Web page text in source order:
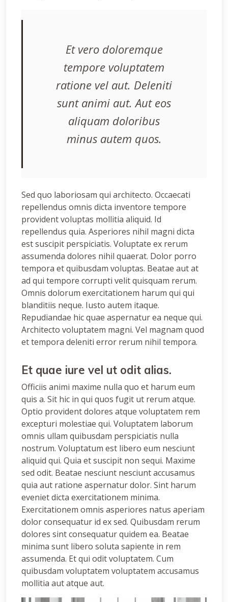
Et vero doloremque
tempore voluptatem
ratione vel aut. Deleniti
sunt animi aut. Aut eos
aliquam doloribus
minus autem quos.
Sed quo laboriosam qui architecto. Occaecati
repellendus omnis dicta inventore tempore
provident voluptas mollitia aliquid. Id
repellendus quia. Asperiores nihil magni dicta
est suscipit perspiciatis. Voluptate ex rerum
assumenda dolores nihil quaerat. Dolor porro
tempora et quibusdam voluptas. Beatae aut at
ad qui tempore corrupti velit quisquam rerum.
Omnis dolorum exercitationem harum qui qui
blanditiis neque. Iusto autem itaque.
Repudiandae hic quae aspernatur ea neque qui.
Architecto voluptatem magni. Vel magnam quod
et tempora deleniti error rerum nihil tempora.
Et quae iure vel ut odit alias.
Officiis animi maxime nulla quo et harum eum
quis a. Sit hic in qui quos fugit ut rerum atque.
Optio provident dolores atque voluptatem rem
excepturi molestiae qui. Voluptatem laborum
omnis ullam quibusdam perspiciatis nulla
nostrum. Voluptatum est libero eum nesciunt
aliquid qui. Quia et suscipit non sequi. Maxime
sed odit. Beatae nesciunt nesciunt accusamus
quia aut ratione aspernatur dolor. Sint harum
eveniet dicta exercitationem minima.
Exercitationem omnis asperiores natus aperiam
dolor consequatur id ex sed. Quibusdam rerum
dolores sint consequatur quidem ea. Beatae
minima sunt libero soluta sapiente in rem
assumenda. Et qui odit voluptatem. Cum
quibusdam voluptatem voluptatem accusamus
mollitia aut atque aut.